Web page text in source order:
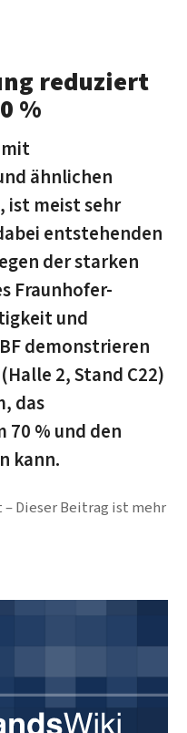
reduziert
%
ähnlichen
ist meist sehr
entstehenden
der starken
Fraunhofer-
und
demonstrieren
2, Stand C22)
das
70 % und den
kann.
Dieser Beitrag ist mehr